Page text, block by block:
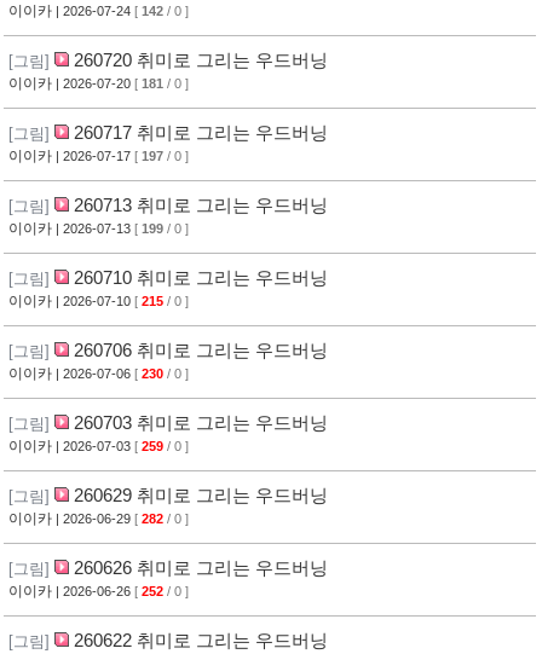
이이카 | 2026-07-24 [ 142 / 0 ]
[그림] 260720 취미로 그리는 우드버닝
이이카 | 2026-07-20 [ 181 / 0 ]
[그림] 260717 취미로 그리는 우드버닝
이이카 | 2026-07-17 [ 197 / 0 ]
[그림] 260713 취미로 그리는 우드버닝
이이카 | 2026-07-13 [ 199 / 0 ]
[그림] 260710 취미로 그리는 우드버닝
이이카 | 2026-07-10 [ 215 / 0 ]
[그림] 260706 취미로 그리는 우드버닝
이이카 | 2026-07-06 [ 230 / 0 ]
[그림] 260703 취미로 그리는 우드버닝
이이카 | 2026-07-03 [ 259 / 0 ]
[그림] 260629 취미로 그리는 우드버닝
이이카 | 2026-06-29 [ 282 / 0 ]
[그림] 260626 취미로 그리는 우드버닝
이이카 | 2026-06-26 [ 252 / 0 ]
[그림] 260622 취미로 그리는 우드버닝